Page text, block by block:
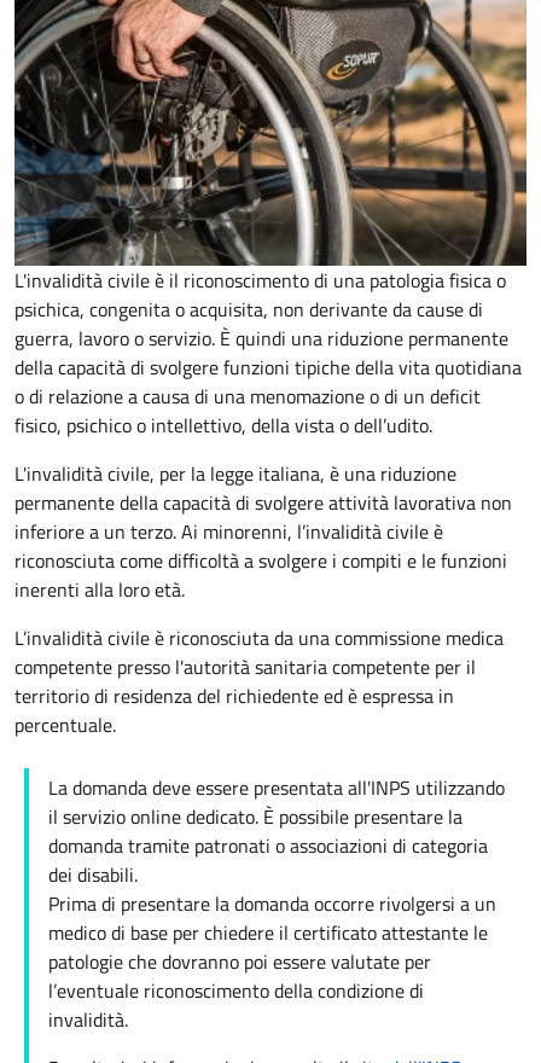
L'invalidità civile è il riconoscimento di una patologia fisica o
psichica, congenita o acquisita, non derivante da cause di
guerra, lavoro o servizio. È quindi una riduzione permanente
della capacità di svolgere funzioni tipiche della vita quotidiana
o di relazione a causa di una menomazione o di un deficit
fisico, psichico o intellettivo, della vista o dell’udito.
L'invalidità civile, per la legge italiana, è una riduzione
permanente della capacità di svolgere attività lavorativa non
inferiore a un terzo. Ai minorenni, l’invalidità civile è
riconosciuta come difficoltà a svolgere i compiti e le funzioni
inerenti alla loro età.
L’invalidità civile è riconosciuta da una commissione medica
competente presso l'autorità sanitaria competente per il
territorio di residenza del richiedente ed è espressa in
percentuale.
La domanda deve essere presentata all'INPS utilizzando
il servizio online dedicato. È possibile presentare la
domanda tramite patronati o associazioni di categoria
dei disabili.
Prima di presentare la domanda occorre rivolgersi a un
medico di base per chiedere il certificato attestante le
patologie che dovranno poi essere valutate per
l’eventuale riconoscimento della condizione di
invalidità.